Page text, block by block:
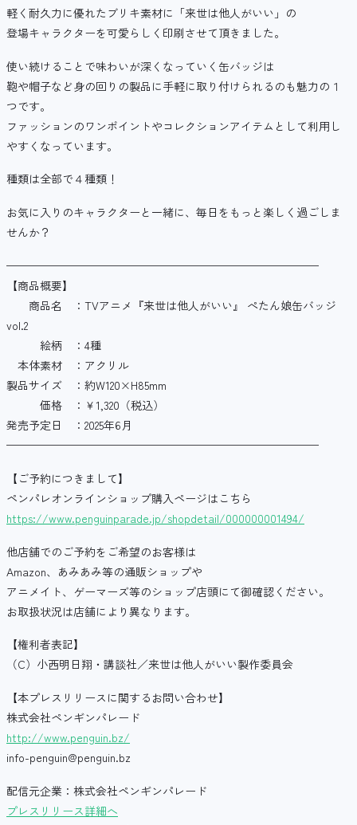
軽く耐久力に優れたブリキ素材に「来世は他人がいい」の
登場キャラクターを可愛らしく印刷させて頂きました。
使い続けることで味わいが深くなっていく缶バッジは
鞄や帽子など身の回りの製品に手軽に取り付けられるのも魅力の１
つです。
ファッションのワンポイントやコレクションアイテムとして利用し
やすくなっています。
種類は全部で４種類！
お気に入りのキャラクターと一緒に、毎日をもっと楽しく過ごしま
せんか？
————————————————————————————
【商品概要】
商品名 ：TVアニメ『来世は他人がいい』 ぺたん娘缶バッジ
vol.2
絵柄 ：4種
本体素材 ：アクリル
製品サイズ ：約W120×H85mm
価格 ：￥1,320（税込）
発売予定日 ：2025年6月
————————————————————————————
【ご予約につきまして】
ペンパレオンラインショップ購入ページはこちら
https://www.penguinparade.jp/shopdetail/000000001494/
他店舗でのご予約をご希望のお客様は
Amazon、あみあみ等の通販ショップや
アニメイト、ゲーマーズ等のショップ店頭にて御確認ください。
お取扱状況は店舗により異なります。
【権利者表記】
（C）小西明日翔・講談社／来世は他人がいい製作委員会
【本プレスリリースに関するお問い合わせ】
株式会社ペンギンパレード
http://www.penguin.bz/
info-penguin@penguin.bz
配信元企業：株式会社ペンギンパレード
プレスリリース詳細へ